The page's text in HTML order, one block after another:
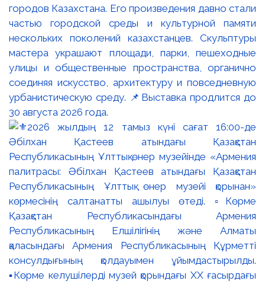
городов Казахстана. Его произведения давно стали
частью городской среды и культурной памяти
нескольких поколений казахстанцев. Скульптуры
мастера украшают площади, парки, пешеходные
улицы и общественные пространства, органично
соединяя искусство, архитектуру и повседневную
урбанистическую среду. 📌Выставка продлится до
30 августа 2026 года.